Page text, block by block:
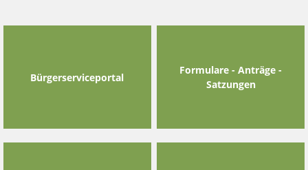
Bürgerserviceportal
Formulare - Anträge -
Satzungen